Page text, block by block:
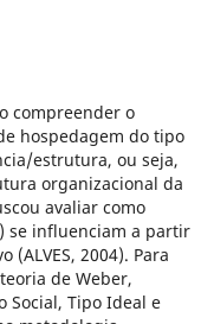
compreender o
hospedagem do tipo
estrutura, ou seja,
organizacional da
avaliar como
se influenciam a partir
2004). Para
de Weber,
Social, Tipo Ideal e